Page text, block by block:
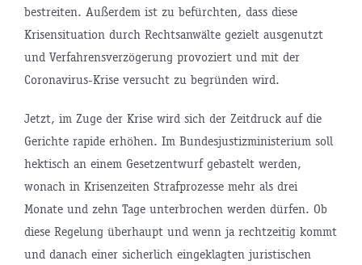
bestreiten. Außerdem ist zu befürchten, dass diese
Krisensituation durch Rechtsanwälte gezielt ausgenutzt
und Verfahrensverzögerung provoziert und mit der
Coronavirus-Krise versucht zu begründen wird.
Jetzt, im Zuge der Krise wird sich der Zeitdruck auf die
Gerichte rapide erhöhen. Im Bundesjustizministerium soll
hektisch an einem Gesetzentwurf gebastelt werden,
wonach in Krisenzeiten Strafprozesse mehr als drei
Monate und zehn Tage unterbrochen werden dürfen. Ob
diese Regelung überhaupt und wenn ja rechtzeitig kommt
und danach einer sicherlich eingeklagten juristischen